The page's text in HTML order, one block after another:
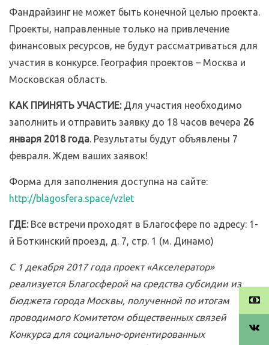
Фандрайзинг не может быть конечной целью проекта.
Проекты, направленные только на привлечение
финансовых ресурсов, не будут рассматриваться для
участия в конкурсе. География проектов – Москва и
Московская область.
КАК ПРИНЯТЬ УЧАСТИЕ:Для участия необходимо
заполнить и отправить заявку до 18 часов вечера 26
января 2018 года. Результаты будут объявлены 7
февраля. Ждем ваших заявок!
Форма для заполнения доступна на сайте:
http://blagosfera.space/vzlet
ГДЕ:Все встречи проходят в Благосфере по адресу: 1-
й Боткинский проезд, д. 7, стр. 1 (м. Динамо)
С 1 декабря 2017 года проект «Акселератор»
реализуется Благосферой на средства субсидии из
бюджета города Москвы, полученной по итогам
проводимого Комитетом общественных связей
Конкурса для социально-ориентированных